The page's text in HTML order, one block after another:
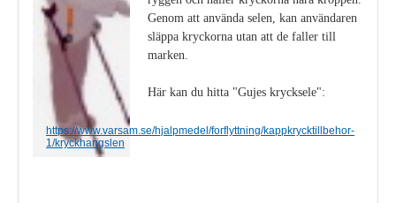
Genom att använda selen, kan användaren
släppa kryckorna utan att de faller till
marken.
Här kan du hitta "Gujes krycksele":
https://www.varsam.se/hjalpmedel/forflyttning/kappkrycktillbehor-
1/kryckhangslen